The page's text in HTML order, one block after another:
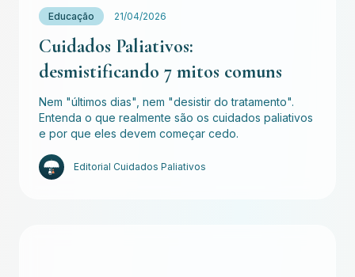
Educação 21/04/2026
Cuidados Paliativos:
desmistificando 7 mitos comuns
Nem "últimos dias", nem "desistir do tratamento".
Entenda o que realmente são os cuidados paliativos
e por que eles devem começar cedo.
Editorial Cuidados Paliativos